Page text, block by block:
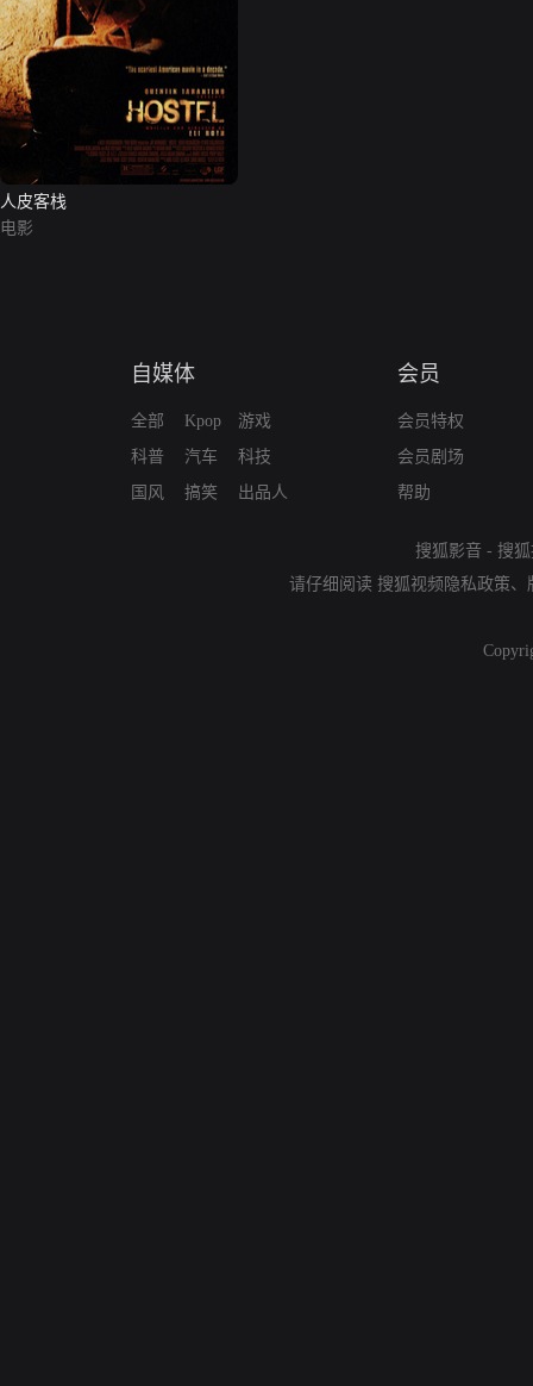
人皮客栈
电影
自媒体
全部
科普
国风
Kpop
汽车
搞笑
游戏
科技
出品人
会员
会员特权
会员剧场
帮助
搜狐影音 - 搜
请仔细阅读 搜狐视频隐私政策、